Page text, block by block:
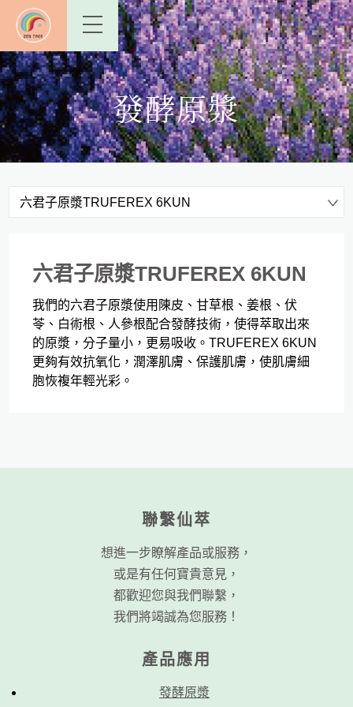
發酵原漿
六君子原漿TRUFEREX 6KUN
六君子原漿TRUFEREX 6KUN
我們的六君子原漿使用陳皮、甘草根、姜根、伏
苓、白術根、人參根配合發酵技術，使得萃取出來
的原漿，分子量小，更易吸收。TRUFEREX 6KUN
更夠有效抗氧化，潤澤肌膚、保護肌膚，使肌膚細
胞恢複年輕光彩。
聯繫仙萃
想進一步瞭解產品或服務，
或是有任何寶貴意見，
都歡迎您與我們聯繫，
我們將竭誠為您服務！
產品應用
發酵原漿